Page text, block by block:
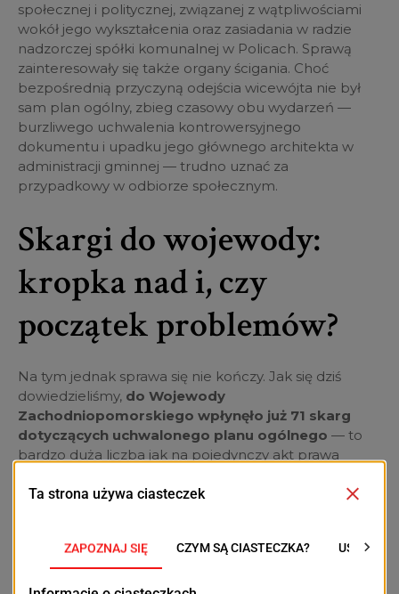
społecznej i politycznej, związanej z wątpliwościami
wokół jego wykształcenia oraz zasiadania w radzie
nadzorczej spółki komunalnej w Policach. Sprawą
zainteresowały się także organy ścigania. Choć
bezpośrednią przyczyną odejścia wicewójta nie był
sam plan ogólny, zbieg czasowy obu wydarzeń —
burzliwego uchwalenia kontrowersyjnego
dokumentu i upadku jego głównego architekta w
administracji gminnej — trudno uznać za
przypadkowy w odbiorze społecznym.
Skargi do wojewody:
kropka nad i, czy
początek problemów?
Na tym jednak sprawa się nie kończy. Jak się dziś
dowiedzieliśmy, do Wojewody
Zachodniopomorskiego wpłynęło już 71 skarg
dotyczących uchwalonego planu ogólnego — to
bardzo duża liczba jak na pojedynczy akt prawa
analizowane, a urząd wojewódzki bada, czy w
nadzór prawny dopatrzy się uchybień, wojewoda
uchyli uchwałę rady gminy w całości lub w części — co